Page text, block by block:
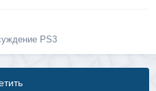
PS3